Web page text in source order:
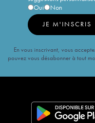
Oui
Non
JE M'INSCRIS
En vous inscrivant, vous
pouvez vous désabonner à tout